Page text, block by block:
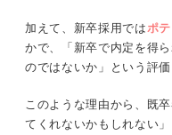
加えて、新卒採用ではポ
かで、「新卒で内定を得
のではないか」という評
このような理由から、既
てくれないかもしれない